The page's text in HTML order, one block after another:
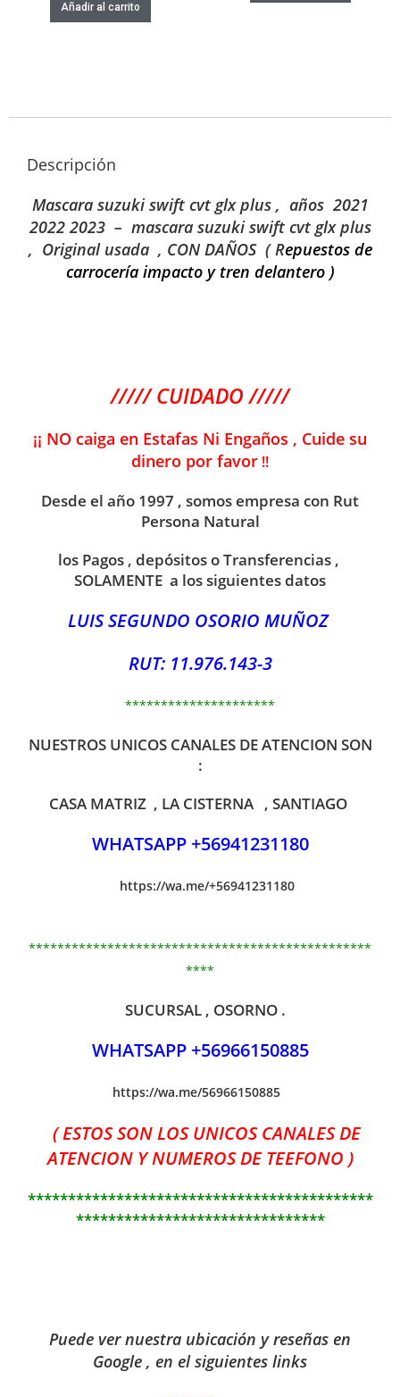
Añadir al carrito
Descripción
Mascara suzuki swift cvt glx plus , años 2021
2022 2023 – mascara suzuki swift cvt glx plus
, Original usada , CON DAÑOS ( Repuestos de
carrocería impacto y tren delantero )
///// CUIDADO /////
¡¡ NO caiga en Estafas Ni Engaños , Cuide su
dinero por favor !!
Desde el año 1997 , somos empresa con Rut
Persona Natural
los Pagos , depósitos o Transferencias ,
SOLAMENTE a los siguientes datos
LUIS SEGUNDO OSORIO MUÑOZ
RUT: 11.976.143-3
*********************
NUESTROS UNICOS CANALES DE ATENCION SON
:
CASA MATRIZ , LA CISTERNA , SANTIAGO
WHATSAPP +56941231180
https://wa.me/+56941231180
************************************************
****
SUCURSAL , OSORNO .
WHATSAPP +56966150885
https://wa.me/56966150885
( ESTOS SON LOS UNICOS CANALES DE
ATENCION Y NUMEROS DE TEEFONO )
*******************************************
*******************************
Puede ver nuestra ubicación y reseñas en
Google , en el siguientes links